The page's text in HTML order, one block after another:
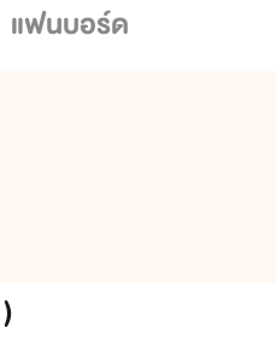
แฟนบอร์ด
)